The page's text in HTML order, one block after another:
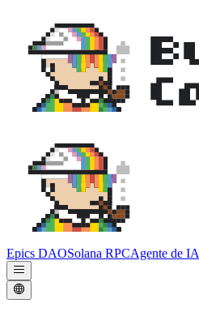
Epics DAOSolana RPCAgente de IA